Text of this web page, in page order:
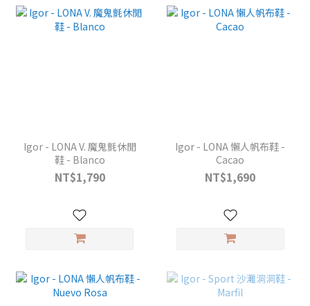
Igor - LONA V. 魔鬼氈休閒
鞋 - Blanco
NT$1,790
Igor - LONA 懶人帆布鞋 -
Cacao
NT$1,690